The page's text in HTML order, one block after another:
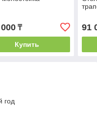
₸
Купить
91
год